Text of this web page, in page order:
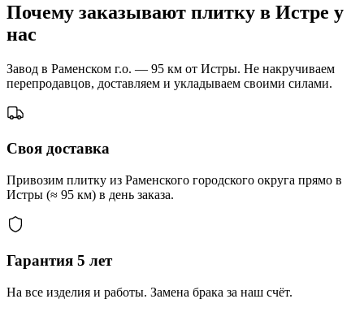
Почему заказывают плитку в Истре у
нас
Завод в Раменском г.о. — 95 км от Истры. Не накручиваем
перепродавцов, доставляем и укладываем своими силами.
Своя доставка
Привозим плитку из Раменского городского округа прямо в
Истры (≈ 95 км) в день заказа.
Гарантия 5 лет
На все изделия и работы. Замена брака за наш счёт.